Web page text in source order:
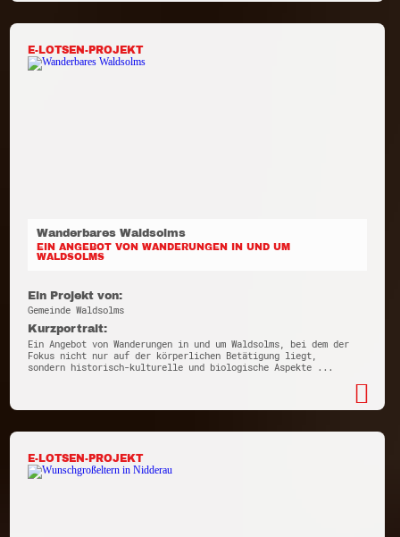
E-LOTSEN-PROJEKT
Wanderbares Waldsolms
EIN ANGEBOT VON WANDERUNGEN IN UND UM
WALDSOLMS
Ein Projekt von:
Gemeinde Waldsolms
Kurzportrait:
Ein Angebot von Wanderungen in und um Waldsolms, bei dem der
Fokus nicht nur auf der körperlichen Betätigung liegt,
sondern historisch-kulturelle und biologische Aspekte ...
E-LOTSEN-PROJEKT